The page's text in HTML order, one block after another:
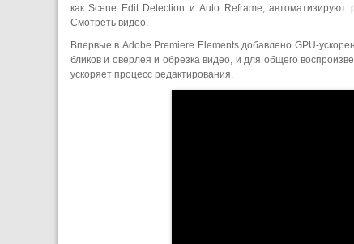
как Scene Edit Detection и Auto Reframe,
Смотреть видео.
Впервые в Adobe Premiere Elements добавлено GPU-
бликов и оверлея и обрезка видео, и для общего
ускоряет процесс редактирования.